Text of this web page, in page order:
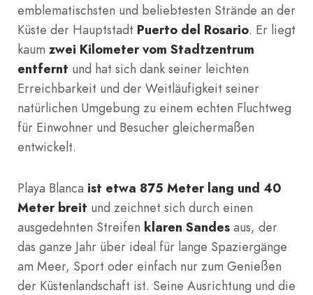
emblematischsten und beliebtesten Strände an der
Küste der Hauptstadt Puerto del Rosario. Er liegt
kaum zwei Kilometer vom Stadtzentrum
entfernt und hat sich dank seiner leichten
Erreichbarkeit und der Weitläufigkeit seiner
natürlichen Umgebung zu einem echten Fluchtweg
für Einwohner und Besucher gleichermaßen
entwickelt.
Playa Blanca ist etwa 875 Meter lang und 40
Meter breit und zeichnet sich durch einen
ausgedehnten Streifen klaren Sandes aus, der
das ganze Jahr über ideal für lange Spaziergänge
am Meer, Sport oder einfach nur zum Genießen
der Küstenlandschaft ist. Seine Ausrichtung und die